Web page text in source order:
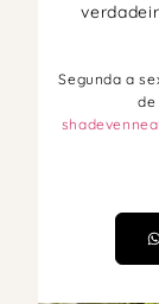
Segunda a
de